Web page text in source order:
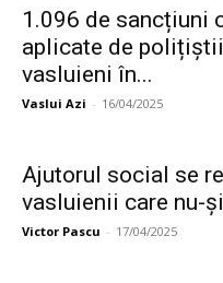
1.096 de sancțiuni
aplicate de
vasluieni în...
Vaslui Azi - 16/04/2025
Ajutorul social se
vasluienii care nu-
Victor Pascu - 17/04/2025